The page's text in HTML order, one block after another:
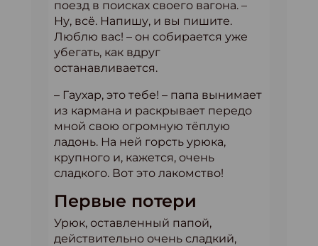
поезд в поисках своего вагона. –
Ну, всё. Напишу, и вы пишите.
Люблю вас! – он собирается уже
убегать, как вдруг
останавливается.
– Гаухар, это тебе! – папа вынимает
из кармана и раскрывает передо
мной свою огромную тёплую
ладонь. На ней горсть урюка,
крупного и, кажется, очень
сладкого. Вот это лакомство!
Первые потери
Урюк, оставленный папой,
действительно очень сладкий,